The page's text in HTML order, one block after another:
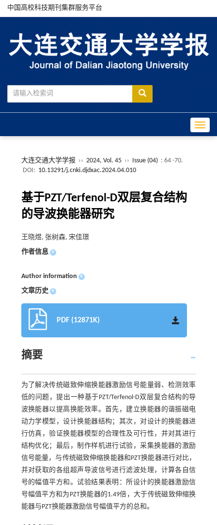
中国高校科技期刊集群服务平台
大连交通大学学报 ›› 2024, Vol. 45 ›› Issue (04) : 64 -70.
DOI: 10.13291/j.cnki.djdxac.2024.04.010
基于PZT/Terfenol-D双层复合结构
的导波换能器研究
王晓煜, 张树森, 宋佳璟
作者信息 +
Author information +
文章历史 +
PDF (12871K)
摘要
为了解决传统磁致伸缩换能器激励信号能量弱、检测效率
低的问题，提出一种基于PZT/Terfenol-D双层复合结构的导
波换能器以提高换能效率。首先，建立换能器的谐振磁电
动力学模型，设计换能器结构；其次，对设计的换能器进
行仿真，验证换能器模型的合理性及可行性，并对其进行
结构优化；最后，制作样机进行试验，采集换能器的激励
信号能量，与传统磁致伸缩换能器和PZT换能器进行对比，
并对获取的各组超声导波信号进行滤波处理，计算各自信
号的幅值平方和。试验结果表明：所设计的换能器激励信
号幅值平方和为PZT换能器的1.49倍，大于传统磁致伸缩换
能器与PZT换能器激励信号幅值平方的总和。